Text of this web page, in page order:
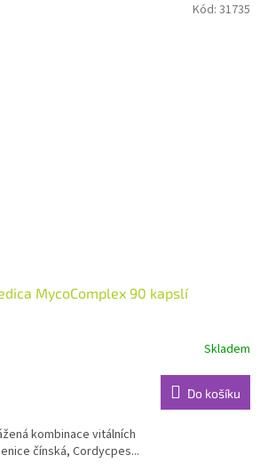
MycoComplex 90 kapslí
Skladem
Do košíku
kombinace vitálních
čínská, Cordycpes...
Kód: 31735